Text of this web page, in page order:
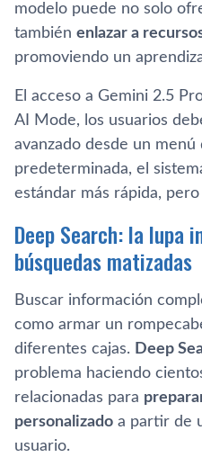
modelo puede no solo
también enlazar a
promoviendo un
El acceso a Gemini 2.5
AI Mode, los usuarios
avanzado desde un
predeterminada, el
estándar más rápida,
Deep Search: la lupa
búsquedas matizadas
Buscar información
como armar un
diferentes cajas. Deep
problema haciendo
relacionadas para
personalizado a partir de
usuario.